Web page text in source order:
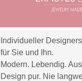
Individueller
für Sie und Ihn.
Modern. Lebendig.
Design pur. Nie